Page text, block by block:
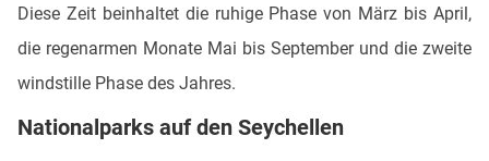
Diese Zeit beinhaltet die ruhige Phase von März bis April,
die regenarmen Monate Mai bis September und die zweite
windstille Phase des Jahres.
Nationalparks auf den Seychellen